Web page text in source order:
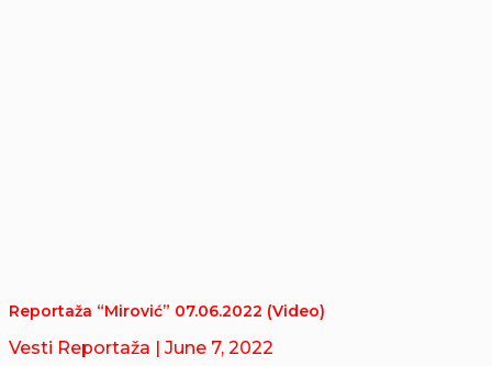
Reportaža “Mirović” 07.06.2022 (Video)
Vesti Reportaža | June 7, 2022